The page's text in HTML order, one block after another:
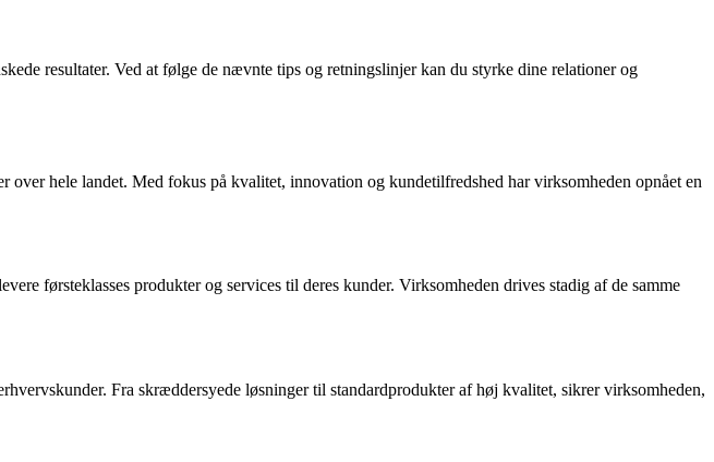
resultater. Ved at følge de nævnte tips og retningslinjer kan du styrke dine relationer og
hele landet. Med fokus på kvalitet, innovation og kundetilfredshed har virksomheden opnået en
førsteklasses produkter og services til deres kunder. Virksomheden drives stadig af de samme
Fra skræddersyede løsninger til standardprodukter af høj kvalitet, sikrer virksomheden,